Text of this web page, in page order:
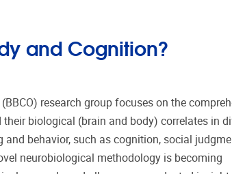
and Cognition?
research group focuses on the
biological (brain and body) correlates in
behavior, such as cognition, social
neurobiological methodology is becoming